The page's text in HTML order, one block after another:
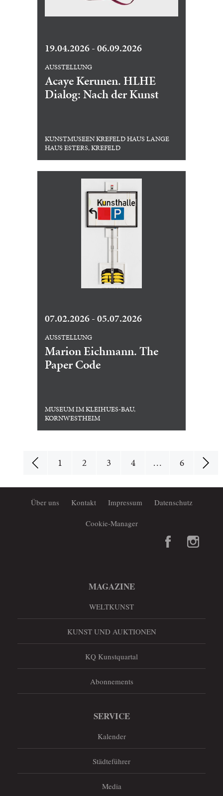
19.04.2026 - 06.09.2026
AUSSTELLUNG
Acaye Kerunen. HLHE
Dialog: Nach der Kunst
KUNSTMUSEEN KREFELD HAUS LANGE
HAUS ESTERS, KREFELD
07.02.2026 - 05.07.2026
AUSSTELLUNG
Marion Eichmann. The
Paper Code
MUSEUM IM KLEIHUES-BAU,
KORNWESTHEIM
1 2 3 4 … 6
Über uns Kontakt Impressum Datenschutz
Cookie-Manager
MAGAZINE
WELTKUNST
KUNST UND AUKTIONEN
KQ Kunstquartal
Abonnements
SERVICE
Kalender
Städteführer
Media